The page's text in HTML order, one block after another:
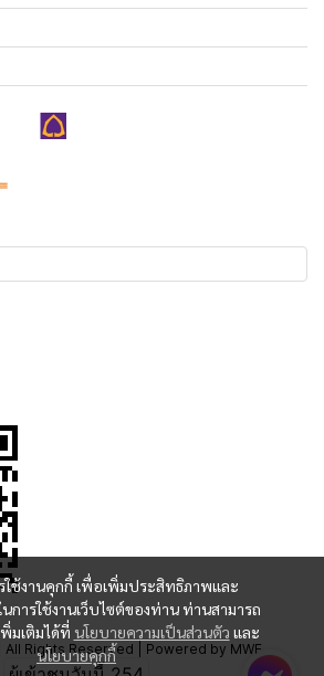
ใช้งานคุกกี้ เพื่อเพิ่มประสิทธิภาพและ
ารใช้งานเว็บไซต์ของท่าน ท่านสามารถ
มเติมได้ที่ นโยบายความเป็นส่วนตัว และ
นโยบายคุกกี้
Rights Reserved | Powered by MWE